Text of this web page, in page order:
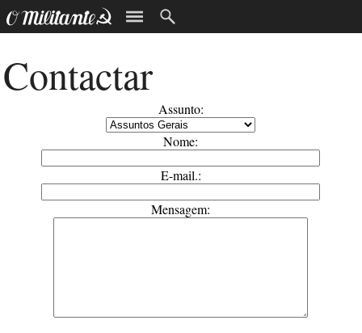
Contactar
Assunto:
Nome:
E-mail.:
Mensagem: